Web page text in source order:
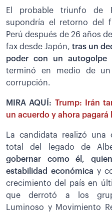
El probable triunfo de
supondría el retorno del
Perú después de 26 años
fax desde Japón, tras un
poder con un autogolpe
terminó en medio de un
corrupción.
MIRA AQUÍ: Trump: Irán
un acuerdo y ahora pagará
La candidata realizó una
total del legado de
gobernar como él,
estabilidad económica y
crecimiento del país en
que derrotó a los
Luminoso y Movimiento